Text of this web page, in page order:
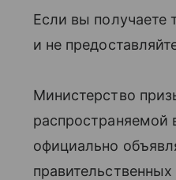
Если вы получаете
и не
Министерство
распространяемой
официально
правительственных